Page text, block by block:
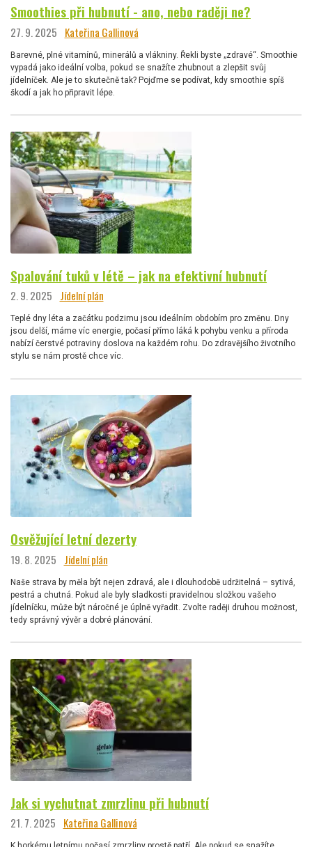
Smoothies při hubnutí - ano, nebo raději ne?
27. 9. 2025 Kateřina Gallinová
Barevné, plné vitamínů, minerálů a vlákniny. Řekli byste „zdravé“. Smoothie
vypadá jako ideální volba, pokud se snažíte zhubnout a zlepšit svůj
jídelníček. Ale je to skutečně tak? Pojďme se podívat, kdy smoothie spíš
škodí a jak ho připravit lépe.
Spalování tuků v létě – jak na efektivní hubnutí
2. 9. 2025 Jídelní plán
Teplé dny léta a začátku podzimu jsou ideálním obdobím pro změnu. Dny
jsou delší, máme víc energie, počasí přímo láká k pohybu venku a příroda
nabízí čerstvé potraviny doslova na každém rohu. Do zdravějšího životního
stylu se nám prostě chce víc.
Osvěžující letní dezerty
19. 8. 2025 Jídelní plán
Naše strava by měla být nejen zdravá, ale i dlouhodobě udržitelná – sytivá,
pestrá a chutná. Pokud ale byly sladkosti pravidelnou složkou vašeho
jídelníčku, může být náročné je úplně vyřadit. Zvolte raději druhou možnost,
tedy správný vývěr a dobré plánování.
Jak si vychutnat zmrzlinu při hubnutí
21. 7. 2025 Kateřina Gallinová